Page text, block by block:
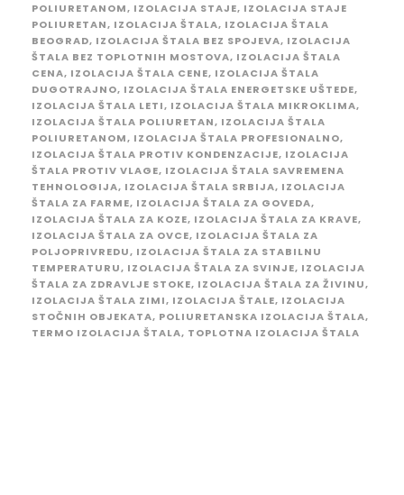
POLIURETANOM, IZOLACIJA STAJE, IZOLACIJA STAJE
POLIURETAN, IZOLACIJA ŠTALA, IZOLACIJA ŠTALA
BEOGRAD, IZOLACIJA ŠTALA BEZ SPOJEVA, IZOLACIJA
ŠTALA BEZ TOPLOTNIH MOSTOVA, IZOLACIJA ŠTALA
CENA, IZOLACIJA ŠTALA CENE, IZOLACIJA ŠTALA
DUGOTRAJNO, IZOLACIJA ŠTALA ENERGETSKE UŠTEDE,
IZOLACIJA ŠTALA LETI, IZOLACIJA ŠTALA MIKROKLIMA,
IZOLACIJA ŠTALA POLIURETAN, IZOLACIJA ŠTALA
POLIURETANOM, IZOLACIJA ŠTALA PROFESIONALNO,
IZOLACIJA ŠTALA PROTIV KONDENZACIJE, IZOLACIJA
ŠTALA PROTIV VLAGE, IZOLACIJA ŠTALA SAVREMENA
TEHNOLOGIJA, IZOLACIJA ŠTALA SRBIJA, IZOLACIJA
ŠTALA ZA FARME, IZOLACIJA ŠTALA ZA GOVEDA,
IZOLACIJA ŠTALA ZA KOZE, IZOLACIJA ŠTALA ZA KRAVE,
IZOLACIJA ŠTALA ZA OVCE, IZOLACIJA ŠTALA ZA
POLJOPRIVREDU, IZOLACIJA ŠTALA ZA STABILNU
TEMPERATURU, IZOLACIJA ŠTALA ZA SVINJE, IZOLACIJA
ŠTALA ZA ZDRAVLJE STOKE, IZOLACIJA ŠTALA ZA ŽIVINU,
IZOLACIJA ŠTALA ZIMI, IZOLACIJA ŠTALE, IZOLACIJA
STOČNIH OBJEKATA, POLIURETANSKA IZOLACIJA ŠTALA,
TERMO IZOLACIJA ŠTALA, TOPLOTNA IZOLACIJA ŠTALA